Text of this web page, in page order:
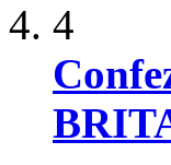
4